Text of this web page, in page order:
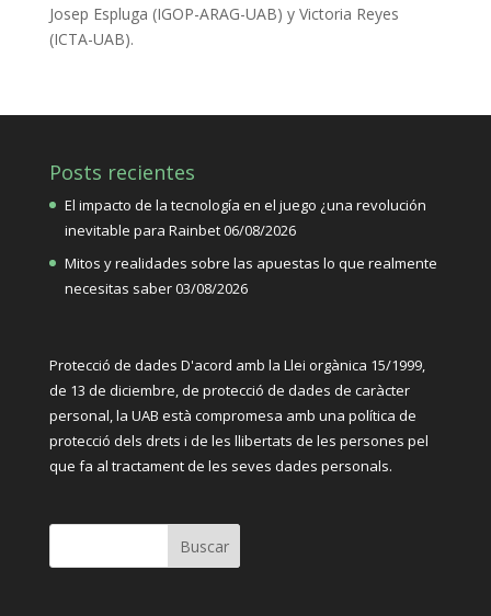
Josep Espluga (IGOP-ARAG-UAB) y Victoria Reyes
(ICTA-UAB).
Posts recientes
El impacto de la tecnología en el juego ¿una revolución
inevitable para Rainbet06/08/2026
Mitos y realidades sobre las apuestas lo que realmente
necesitas saber03/08/2026
Protecció de dades D'acord amb la Llei orgànica 15/1999,
de 13 de diciembre, de protecció de dades de caràcter
personal, la UAB està compromesa amb una política de
protecció dels drets i de les llibertats de les persones pel
que fa al tractament de les seves dades personals.